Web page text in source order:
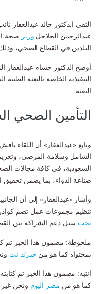
التقى الدكتور خالد
عبدالرحمن الجلاجل وزير صحة
البلدين في القطاع الصحي، وذلك
أوضح الدكتور حسام عبدالغفار
البعثة.
التأمين الصحي
وتابع «عبدالغفار» أن اللقاء
الشامل وسلامة المرضى، وتعزيز
السعودية، في كافة مجالات
صناعة الدواء، بما يضمن تحقيق
وأشار «عبدالغفار» إلى أن
تنظيم مجموعات عمل تضم كوادر
بحث سبل دعم الشراكة بين
ملحوظة: مضمون هذا الخبر تم
بمحتواه كما هو من خبرك نت
انتبه: مضمون هذا الخبر تم
كما هو من مصر اليوم ونحن غير